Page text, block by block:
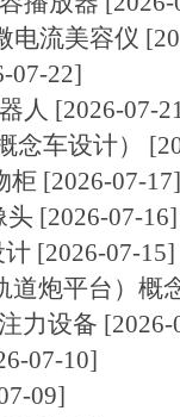
电流美容仪
07-22]
人 [2026-07-
念车设计）
柜 [2026-07-17]
头 [2026-07-16]
计 [2026-07-15]
道炮平台）概
力设备
07-10]
09]